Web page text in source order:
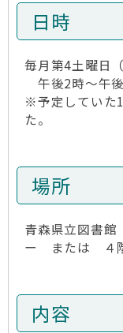
日時
毎月第4土曜日
午後2時～午
※予定していた
た。
場所
青森県立図書
ー または ４
内容